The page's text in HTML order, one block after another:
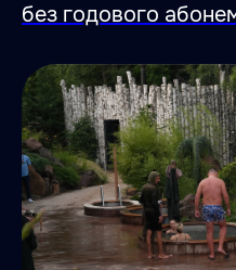
без годового